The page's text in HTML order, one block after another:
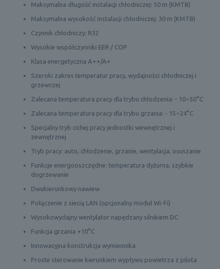
Maksymalna długość instalacji chłodniczej: 50 m (KMTB)
Maksymalna wysokość instalacji chłodniczej: 30 m (KMTB)
Czynnik chłodniczy: R32
Wysokie współczynniki EER / COP
Klasa energetyczna A++/A+
Szeroki zakres temperatur pracy, wydajności chłodniczej i
grzewczej
Zalecana temperatura pracy dla trybu chłodzenia: - 10÷50°C
Zalecana temperatura pracy dla trybu grzania: - 15÷24°C
Specjalny tryb cichej pracy jednostki wewnętrznej i
zewnętrznej
Tryb pracy: auto, chłodzenie, grzanie, wentylacja, osuszanie
Funkcje energooszczędne: temperatura dyżurna, szybkie
dogrzewanie
Dwukierunkowy nawiew
Połączenie z siecią LAN (opcjonalny moduł Wi-Fi)
Wysokowydajny wentylator napędzany silnikiem DC
Funkcja grzania +10°C
Innowacyjna konstrukcja wymiennika
Proste sterowanie kierunkiem wypływu powietrza z pilota